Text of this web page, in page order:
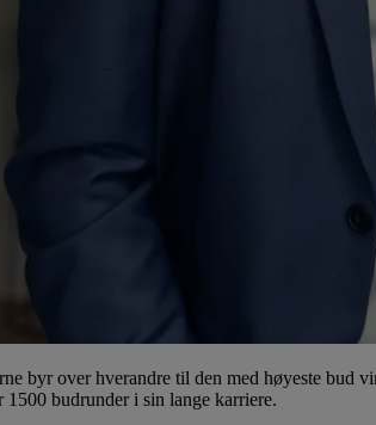
byr over hverandre til den med høyeste bud
budrunder i sin lange karriere.